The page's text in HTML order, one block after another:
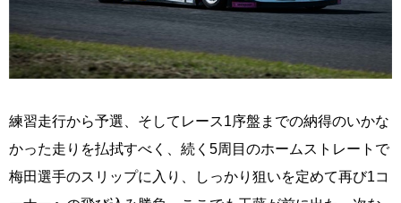
練習走行から予選、そしてレース1序盤までの納得のいかな
かった走りを払拭すべく、続く5周目のホームストレートで
梅田選手のスリップに入り、しっかり狙いを定めて再び1コ